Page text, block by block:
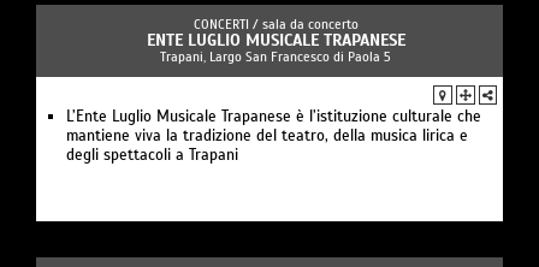
CONCERTI / sala da concerto
ENTE LUGLIO MUSICALE TRAPANESE
Trapani, Largo San Francesco di Paola 5
L’Ente Luglio Musicale Trapanese è l’istituzione culturale che
mantiene viva la tradizione del teatro, della musica lirica e
degli spettacoli a Trapani